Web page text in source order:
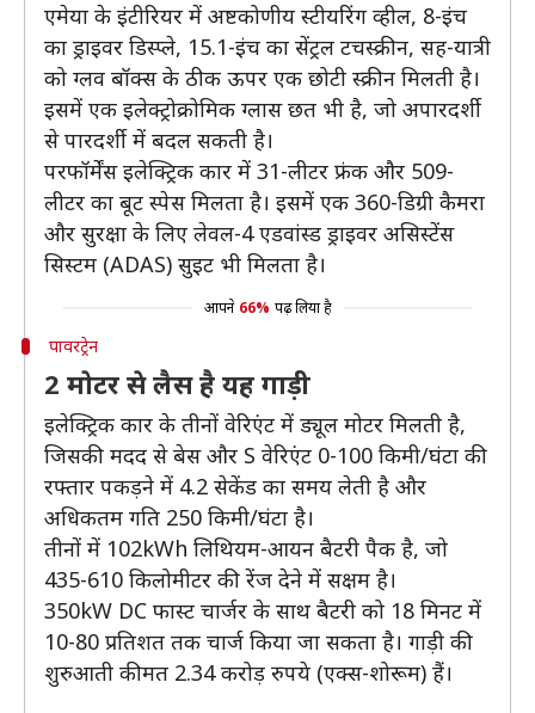
एमेया के इंटीरियर में अष्टकोणीय स्टीयरिंग व्हील, 8-इंच
का ड्राइवर डिस्प्ले, 15.1-इंच का सेंट्रल टचस्क्रीन, सह-यात्री
को ग्लव बॉक्स के ठीक ऊपर एक छोटी स्क्रीन मिलती है।
इसमें एक इलेक्ट्रोक्रोमिक ग्लास छत भी है, जो अपारदर्शी
से पारदर्शी में बदल सकती है।
परफॉर्मेंस इलेक्ट्रिक कार में 31-लीटर फ्रंक और 509-
लीटर का बूट स्पेस मिलता है। इसमें एक 360-डिग्री कैमरा
और सुरक्षा के लिए लेवल-4 एडवांस्ड ड्राइवर असिस्टेंस
सिस्टम (ADAS) सुइट भी मिलता है।
आपने 66% पढ़ लिया है
पावरट्रेन
2 माेटर से लैस है यह गाड़ी
इलेक्ट्रिक कार के तीनों वेरिएंट में ड्यूल मोटर मिलती है,
जिसकी मदद से बेस और S वेरिएंट 0-100 किमी/घंटा की
रफ्तार पकड़ने में 4.2 सेकेंड का समय लेती है और
अधिकतम गति 250 किमी/घंटा है।
तीनों में 102kWh लिथियम-आयन बैटरी पैक है, जो
435-610 किलोमीटर की रेंज देने में सक्षम है।
350kW DC फास्ट चार्जर के साथ बैटरी को 18 मिनट में
10-80 प्रतिशत तक चार्ज किया जा सकता है। गाड़ी की
शुरुआती कीमत 2.34 करोड़ रुपये (एक्स-शोरूम) हैं।